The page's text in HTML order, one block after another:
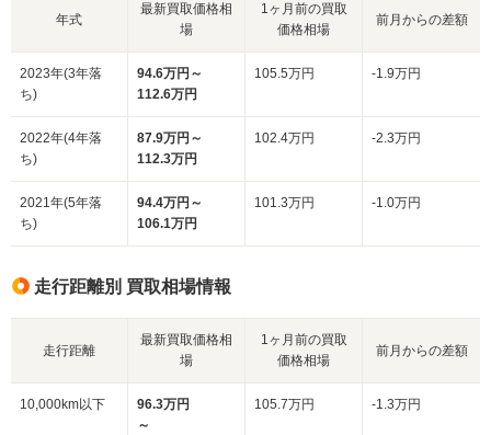
年式
最新買取価格相
場
1ヶ月前の買取
価格相場
前月からの差額
2023年(3年落
ち)
94.6万円～
112.6万円
105.5万円 -1.9万円
2022年(4年落
ち)
87.9万円～
112.3万円
102.4万円 -2.3万円
2021年(5年落
ち)
94.4万円～
106.1万円
101.3万円 -1.0万円
走行距離別 買取相場情報
走行距離
最新買取価格相
場
1ヶ月前の買取
価格相場
前月からの差額
10,000km以下
96.3万円
～
105.7万円 -1.3万円